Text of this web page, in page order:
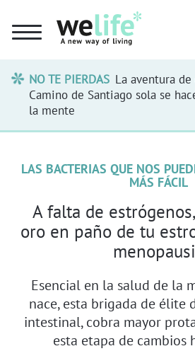
NO TE PIERDAS La aventura
Camino de Santiago sola se
la mente
LAS BACTERIAS QUE NOS
MÁS FÁCIL
A falta de
oro en paño de tu
Esencial en la salud de la
nace, esta brigada de élite
intestinal, cobra mayor
esta etapa de cambios